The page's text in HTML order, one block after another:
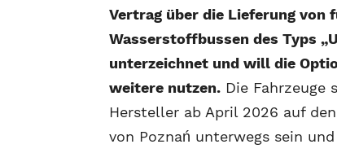
Vertrag über die Lieferung von
Wasserstoffbussen des Typs
unterzeichnet und will die
weitere nutzen. Die Fahrzeuge
Hersteller ab April 2026 auf
von Poznań unterwegs sein